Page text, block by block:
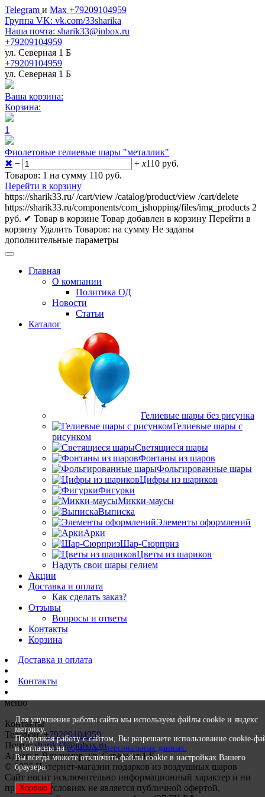
Telegram и Max +79209104959
Группа VK: vk.com/33sharika
Наша почта: sharik33@inbox.ru
+79209104959
ул. Северная 1 Б
+79209104959
ул. Северная 1 Б
Ваша корзина:
Корзина:
1
Фиолетовые гелиевые шары "металлик"
✖ − + x110 руб.
Товаров: 1 на сумму 110 руб.
Перейти в корзину
https://sharik33.ru/ /cart/view /catalog/product/view /cart/delete
https://sharik33.ru/components/com_jshopping/files/img_products 2
руб. ✔ Товар в корзине Товар добавлен в корзину Перейти в
корзину Удалить Товаров: на сумму Не заданы
дополнительные параметры
Главная
О компании
Политика ОД
Новости
Статьи
Каталог
Гелиевые шары без рисунка
Гелиевые шары с
рисунком
Светящиеся шары
Фонтаны из шаров
Фольгированные шары
Цифры из шариков
Фигурки
Микки-маусы
Выписка
Элементы оформлений
Арки
Шар-Сюрприз
Цветы из шариков
Надуть свои шары гелием
Акции
Доставка и оплата
Как сделать заказ?
Отзывы
Вопросы и ответы
Контакты
Корзина
Доставка и оплата
Контакты
меню
Контакты
Телефон:+79209104959
Почта:sharik33@inbox.ru
Адрес: г. Владимир, ул. Северная 1 Б
© 2026 Интернет-магазин подарков из воздушных шаров
Сайт носит исключительно информационный характер и ни
при каких условиях не является публичной офертой,
Для улучшения работы сайта мы используем файлы cookie и яндекс
метрику.
Продолжая работу с сайтом, Вы разрешаете использование cookie-
и согласны наобработку персональных данных.
Вы всегда можете отключить файлы cookie в настройках Вашего
браузера.
Хорошо